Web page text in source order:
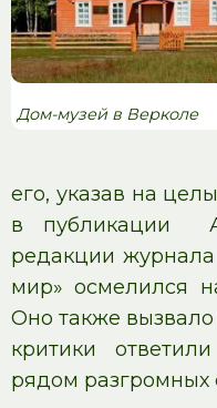
Дом-музей в Верколе
его, указав на
в публикации
редакции журнала
мир» осмелился
Оно также вызвало
критики
рядом разгромных